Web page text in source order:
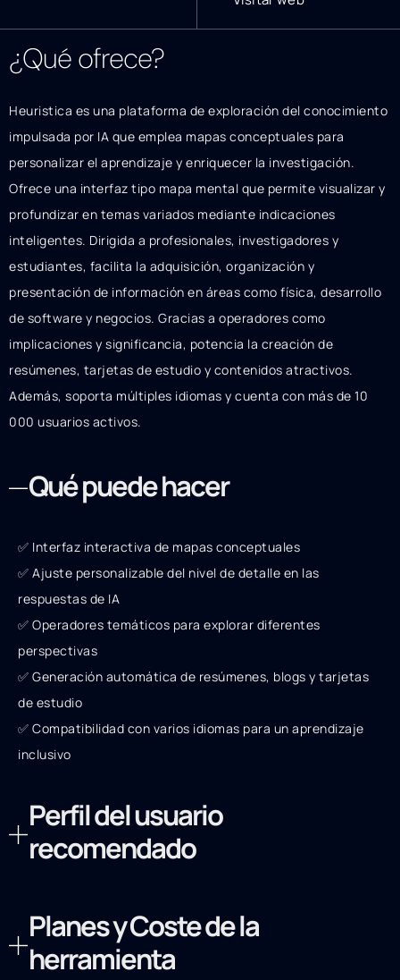
¿Qué ofrece?
Heuristica es una plataforma de exploración del conocimiento
impulsada por IA que emplea mapas conceptuales para
personalizar el aprendizaje y enriquecer la investigación.
Ofrece una interfaz tipo mapa mental que permite visualizar y
profundizar en temas variados mediante indicaciones
inteligentes. Dirigida a profesionales, investigadores y
estudiantes, facilita la adquisición, organización y
presentación de información en áreas como física, desarrollo
de software y negocios. Gracias a operadores como
implicaciones y significancia, potencia la creación de
resúmenes, tarjetas de estudio y contenidos atractivos.
Además, soporta múltiples idiomas y cuenta con más de 10
000 usuarios activos.
Qué puede hacer
✅ Interfaz interactiva de mapas conceptuales
✅ Ajuste personalizable del nivel de detalle en las
respuestas de IA
✅ Operadores temáticos para explorar diferentes
perspectivas
✅ Generación automática de resúmenes, blogs y tarjetas
de estudio
✅ Compatibilidad con varios idiomas para un aprendizaje
inclusivo
Perfil del usuario
recomendado
Planes y Coste de la
herramienta